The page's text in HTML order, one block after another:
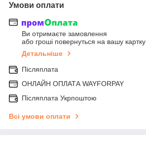
Умови оплати
Ви отримаєте замовлення
або гроші повернуться на вашу картку
Детальніше
Післяплата
ОНЛАЙН ОПЛАТА WAYFORPAY
Післяплата Укрпоштою
Всі умови оплати